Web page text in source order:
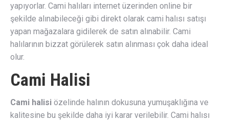
yapıyorlar. Cami halıları internet üzerinden online bir
şekilde alınabileceği gibi direkt olarak cami halısı satışı
yapan mağazalara gidilerek de satın alınabilir. Cami
halılarının bizzat görülerek satın alınması çok daha ideal
olur.
Cami Halisi
Cami halisi özelinde halının dokusuna yumuşaklığına ve
kalitesine bu şekilde daha iyi karar verilebilir. Cami halısı